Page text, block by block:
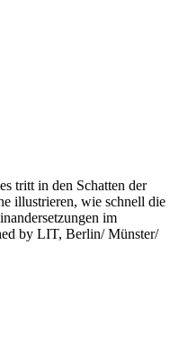
tritt in den Schatten der
illustrieren, wie schnell die
im
by LIT, Berlin/ Münster/